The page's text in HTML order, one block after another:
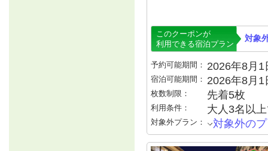
このクーポンが
利用できる宿泊プラン
対象
予約可能期間： 2026年8月
宿泊可能期間： 2026年8月
枚数制限： 先着5枚
利用条件： 大人3名以
対象外プラン： 対象外の